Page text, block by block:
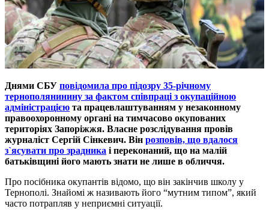
Днями СБУ повідомила про підозру 35-річному
тернополянинину за фактом співпраці з окупаційною
адміністрацією та працевлаштуванням у незаконному
правоохоронному органі на тимчасово окупованих
територіях Запоріжжя. Власне розслідування провів
журналіст Сергій Сінкевич. Він розповів, що вдалося
з`ясувати про зрадника і переконаний, що на малій
батьківщині його мають знати не лише в обличчя.
Про посібника окупантів відомо, що він закінчив школу у
Тернополі. Знайомі ж називають його “мутним типом”, який
часто потрапляв у неприємні ситуації.